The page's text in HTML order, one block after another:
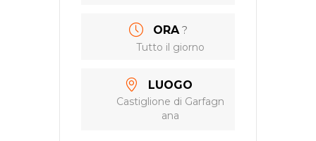
ORA ?
Tutto il giorno
LUOGO
Castiglione di Garfagn
ana